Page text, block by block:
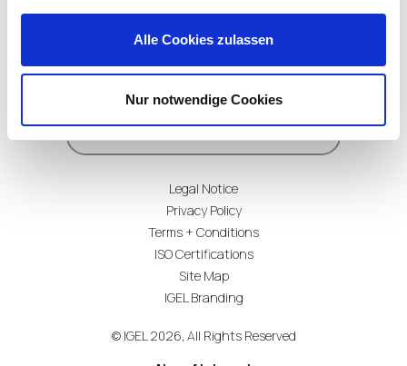
Alle Cookies zulassen
Nur notwendige Cookies
Subscribe for Updates
Legal Notice
Privacy Policy
Terms + Conditions
ISO Certifications
Site Map
IGEL Branding
© IGEL 2026, All Rights Reserved